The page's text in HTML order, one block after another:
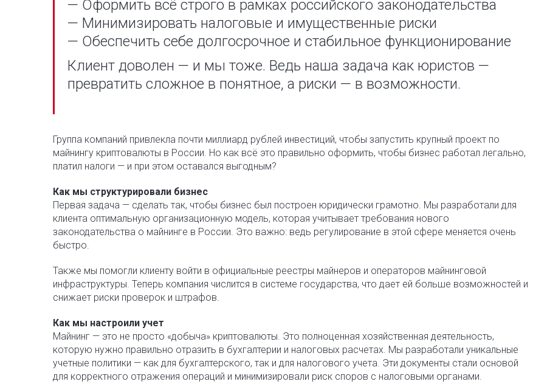
— Оформить всё строго в рамках российского законодательства
— Минимизировать налоговые и имущественные риски
— Обеспечить себе долгосрочное и стабильное функционирование
Клиент доволен — и мы тоже. Ведь наша задача как юристов —
превратить сложное в понятное, а риски — в возможности.
Группа компаний привлекла почти миллиард рублей инвестиций, чтобы запустить крупный проект по
майнингу криптовалюты в России. Но как всё это правильно оформить, чтобы бизнес работал легально,
платил налоги — и при этом оставался выгодным?
Как мы структурировали бизнес
Первая задача — сделать так, чтобы бизнес был построен юридически грамотно. Мы разработали для
клиента оптимальную организационную модель, которая учитывает требования нового
законодательства о майнинге в России. Это важно: ведь регулирование в этой сфере меняется очень
быстро.
Также мы помогли клиенту войти в официальные реестры майнеров и операторов майнинговой
инфраструктуры. Теперь компания числится в системе государства, что дает ей больше возможностей и
снижает риски проверок и штрафов.
Как мы настроили учет
Майнинг — это не просто «добыча» криптовалюты. Это полноценная хозяйственная деятельность,
которую нужно правильно отразить в бухгалтерии и налоговых расчетах. Мы разработали уникальные
учетные политики — как для бухгалтерского, так и для налогового учета. Эти документы стали основой
для корректного отражения операций и минимизировали риск споров с налоговыми органами.